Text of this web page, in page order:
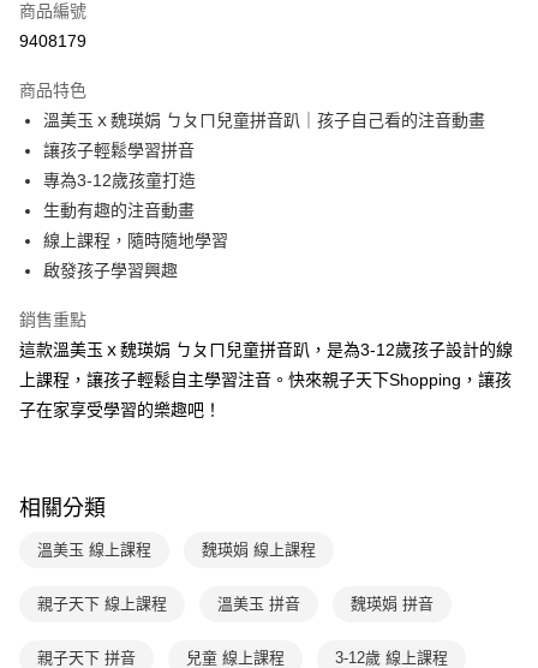
ATM付款
運送方式
數位發送
免運費
商品編號
9408179
商品特色
溫美玉ｘ魏瑛娟 ㄅㄆㄇ兒童拼音趴｜孩子自己看的注音動畫
讓孩子輕鬆學習拼音
專為3-12歲孩童打造
生動有趣的注音動畫
線上課程，隨時隨地學習
啟發孩子學習興趣
銷售重點
這款溫美玉ｘ魏瑛娟 ㄅㄆㄇ兒童拼音趴，是為3-12歲孩子設計的線
上課程，讓孩子輕鬆自主學習注音。快來親子天下Shopping，讓孩
子在家享受學習的樂趣吧！
相關分類
溫美玉 線上課程 魏瑛娟 線上課程
親子天下 線上課程 溫美玉 拼音 魏瑛娟 拼音
親子天下 拼音 兒童 線上課程 3-12歲 線上課程